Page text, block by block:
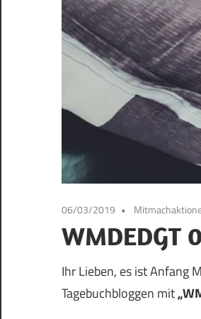
06/03/2019
WMDEDGT
Ihr Lieben, es ist Anfang
Tagebuchbloggen mit